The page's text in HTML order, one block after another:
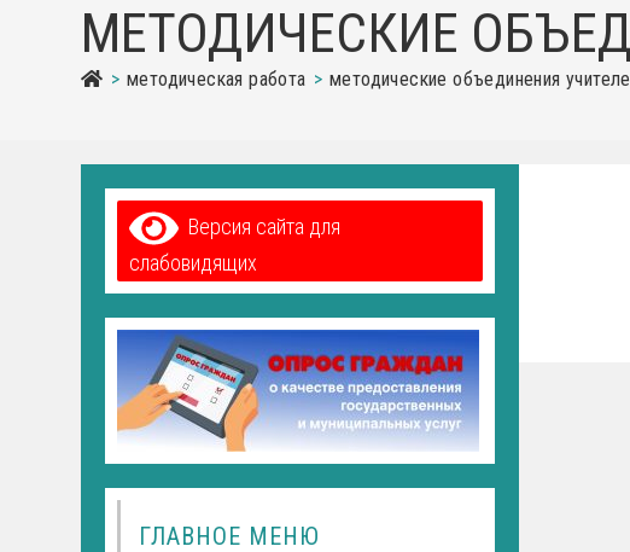
МЕТОДИЧЕСКИЕ
> методическая работа > методические объединения
Версия сайта для
слабовидящих
ГЛАВНОЕ МЕНЮ